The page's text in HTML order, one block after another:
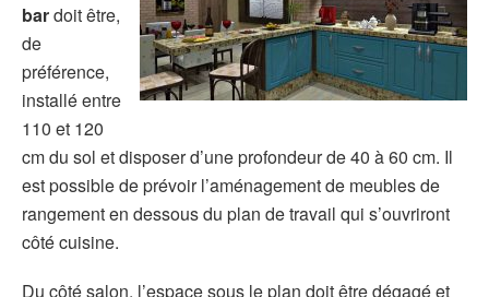
bardoit être,
de
préférence,
installé entre
110 et 120
cm du sol et disposer d’une profondeur de 40 à 60 cm. Il
est possible de prévoir l’aménagement de meubles de
rangement en dessous du plan de travail qui s’ouvriront
côté cuisine.
Du côté salon, l’espace sous le plan doit être dégagé et